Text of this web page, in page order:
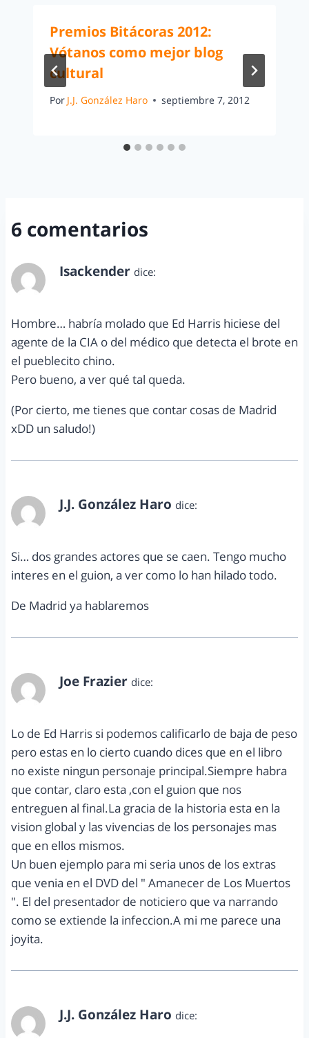
Premios Bitácoras 2012:
Vótanos como mejor blog
cultural
Por J.J. González Haro septiembre 7, 2012
6 comentarios
Isackender dice:
Hombre… habría molado que Ed Harris hiciese del
agente de la CIA o del médico que detecta el brote en
el pueblecito chino.
Pero bueno, a ver qué tal queda.
(Por cierto, me tienes que contar cosas de Madrid
xDD un saludo!)
J.J. González Haro dice:
Si… dos grandes actores que se caen. Tengo mucho
interes en el guion, a ver como lo han hilado todo.
De Madrid ya hablaremos
Joe Frazier dice:
Lo de Ed Harris si podemos calificarlo de baja de peso
pero estas en lo cierto cuando dices que en el libro
no existe ningun personaje principal.Siempre habra
que contar, claro esta ,con el guion que nos
entreguen al final.La gracia de la historia esta en la
vision global y las vivencias de los personajes mas
que en ellos mismos.
Un buen ejemplo para mi seria unos de los extras
que venia en el DVD del " Amanecer de Los Muertos
". El del presentador de noticiero que va narrando
como se extiende la infeccion.A mi me parece una
joyita.
J.J. González Haro dice: